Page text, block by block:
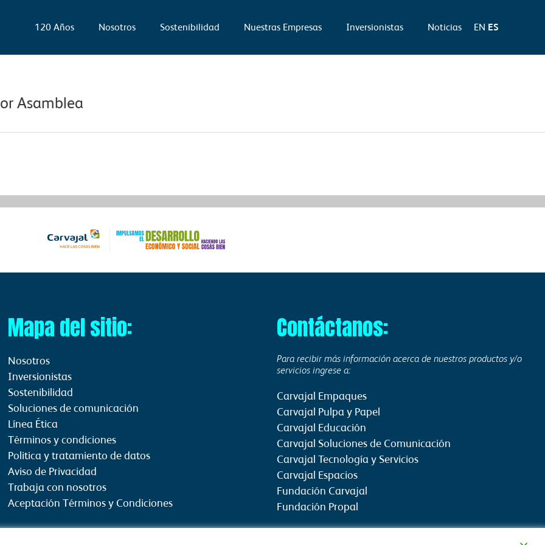
120 Años Nosotros Sostenibilidad Nuestras Empresas Inversionistas Noticias EN ES
Asamblea
Mapa del sitio:
Nosotros
Inversionistas
Sostenibilidad
Soluciones de comunicación
Línea Ética
Términos y condiciones
Politica y tratamiento de datos
Aviso de Privacidad
Trabaja con nosotros
Aceptación Términos y Condiciones
Contáctanos:
Para recibir más información acerca de nuestros productos y/o
servicios ingrese a:
Carvajal Empaques
Carvajal Pulpa y Papel
Carvajal Educación
Carvajal Soluciones de Comunicación
Carvajal Tecnología y Servicios
Carvajal Espacios
Fundación Carvajal
Fundación Propal